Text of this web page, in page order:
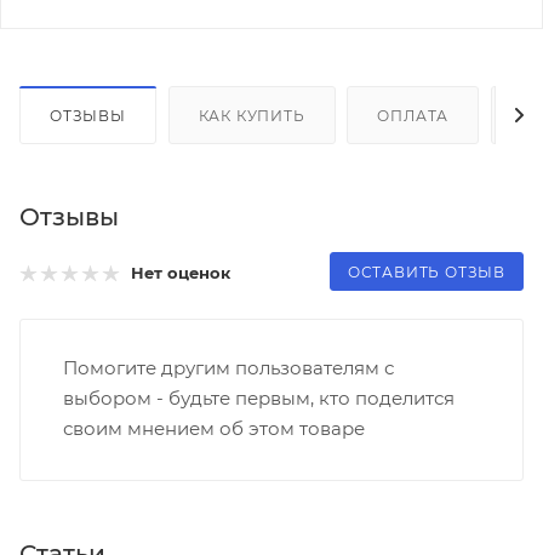
ОТЗЫВЫ КАК КУПИТЬ ОПЛАТА
Отзывы
Нет оценок ОСТАВИТЬ ОТЗЫВ
Помогите другим пользователям с
выбором - будьте первым, кто поделится
своим мнением об этом товаре